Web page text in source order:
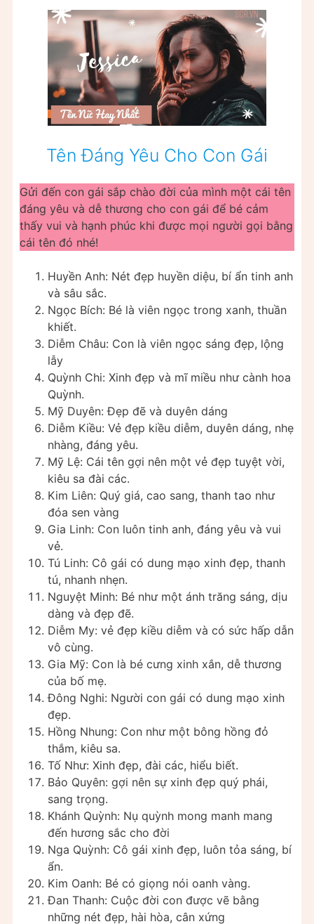
Tên Đáng Yêu Cho Con Gái
Gửi đến con gái sắp chào đời của mình một cái tên
đáng yêu và dễ thương cho con gái để bé cảm
thấy vui và hạnh phúc khi được mọi người gọi bằng
cái tên đó nhé!
Huyền Anh: Nét đẹp huyền diệu, bí ẩn tinh anh
và sâu sắc.
Ngọc Bích: Bé là viên ngọc trong xanh, thuần
khiết.
Diễm Châu: Con là viên ngọc sáng đẹp, lộng
lẫy
Quỳnh Chi: Xinh đẹp và mĩ miều như cành hoa
Quỳnh.
Mỹ Duyên: Đẹp đẽ và duyên dáng
Diễm Kiều: Vẻ đẹp kiều diễm, duyên dáng, nhẹ
nhàng, đáng yêu.
Mỹ Lệ: Cái tên gợi nên một vẻ đẹp tuyệt vời,
kiêu sa đài các.
Kim Liên: Quý giá, cao sang, thanh tao như
đóa sen vàng
Gia Linh: Con luôn tinh anh, đáng yêu và vui
vẻ.
Tú Linh: Cô gái có dung mạo xinh đẹp, thanh
tú, nhanh nhẹn.
Nguyệt Minh: Bé như một ánh trăng sáng, dịu
dàng và đẹp đẽ.
Diễm My: vẻ đẹp kiều diễm và có sức hấp dẫn
vô cùng.
Gia Mỹ: Con là bé cưng xinh xắn, dễ thương
của bố mẹ.
Đông Nghi: Người con gái có dung mạo xinh
đẹp.
Hồng Nhung: Con như một bông hồng đỏ
thắm, kiêu sa.
Tố Như: Xinh đẹp, đài các, hiểu biết.
Bảo Quyên: gợi nên sự xinh đẹp quý phái,
sang trọng.
Khánh Quỳnh: Nụ quỳnh mong manh mang
đến hương sắc cho đời
Nga Quỳnh: Cô gái xinh đẹp, luôn tỏa sáng, bí
ẩn.
Kim Oanh: Bé có giọng nói oanh vàng.
Đan Thanh: Cuộc đời con được vẽ bằng
những nét đẹp, hài hòa, cân xứng